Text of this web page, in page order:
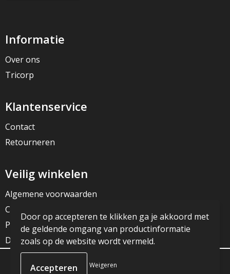
Informatie
Over ons
Tricorp
Klantenservice
Contact
Retourneren
Veilig winkelen
Algemene voorwaarden
Cookieverklaring
Privacyverklaring
Disclaimer
© Copyright JG Reclame 2023
Door op accepteren te klikken ga je akkoord met
de geldende omgang van productinformatie
zoals op de website wordt vermeld.
Weigeren